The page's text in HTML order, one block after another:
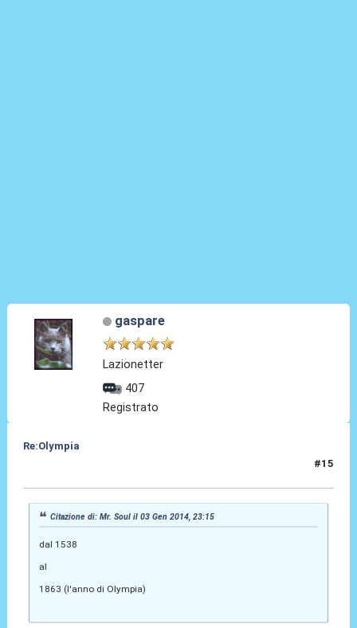
gaspare
Lazionetter
407
Registrato
Re:Olympia
#15
Citazione di: Mr. Soul il 03 Gen 2014, 23:15
dal 1538
al
1863 (l'anno di Olympia)